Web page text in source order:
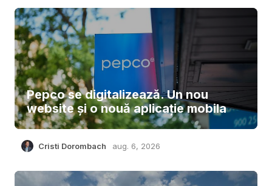
Pepco se digitalizează. Un nou
website și o nouă aplicație mobila
Cristi Dorombach aug. 6, 2026